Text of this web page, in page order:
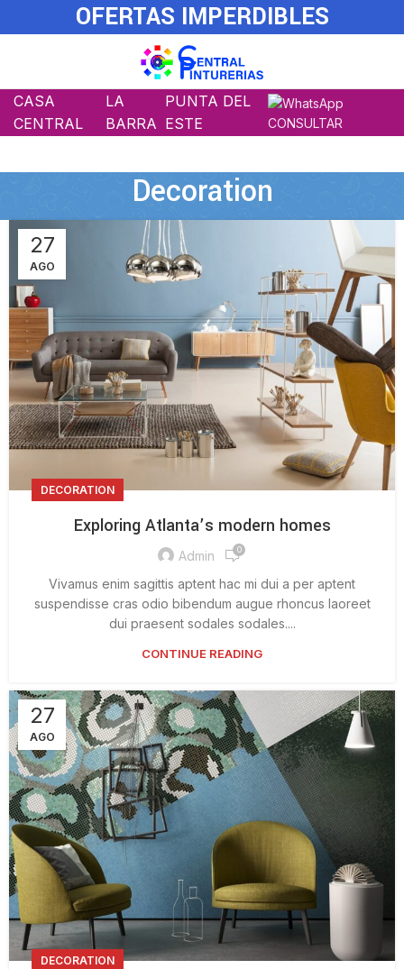
OFERTAS IMPERDIBLES
CASA
CENTRAL
LA
BARRA
PUNTA DEL
ESTE
CONSULTAR
Decoration
27
AGO
DECORATION
Exploring Atlanta’s modern homes
Admin 0
Vivamus enim sagittis aptent hac mi dui a per aptent
suspendisse cras odio bibendum augue rhoncus laoreet
dui praesent sodales sodales....
CONTINUE READING
27
AGO
DECORATION